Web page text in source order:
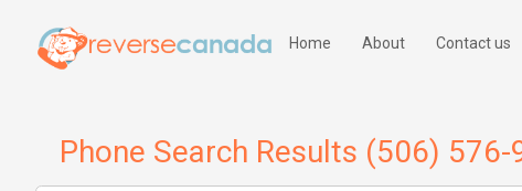
Home About Contact us
Phone Search Results (506)